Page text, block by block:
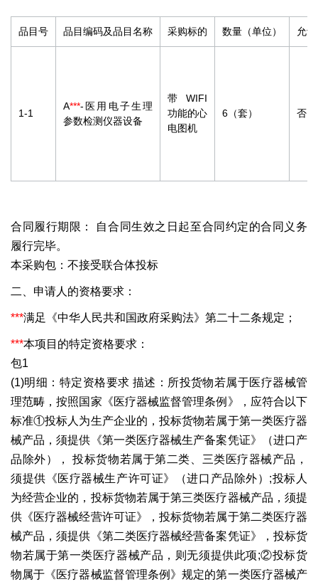
品目号 品目编码及品目名称 采购标的 数量（单位） 允
1-1
A***-医用电子生理
参数检测仪器设备
带WIFI
功能的心
电图机
6（套） 否
合同履行期限： 自合同生效之日起至合同约定的合同义务
履行完毕。
本采购包：不接受联合体投标
二、申请人的资格要求：
***满足《中华人民共和国政府采购法》第二十二条规定；
***本项目的特定资格要求：
包1
(1)明细：特定资格要求 描述：所投货物若属于医疗器械管
理范畴，按照国家《医疗器械监督管理条例》，应符合以下
标准①投标人为生产企业的，投标货物若属于第一类医疗器
械产品，须提供《第一类医疗器械生产备案凭证》（进口产
品除外）， 投标货物若属于第二类、三类医疗器械产品，
须提供《医疗器械生产许可证》（进口产品除外）;投标人
为经营企业的，投标货物若属于第三类医疗器械产品，须提
供《医疗器械经营许可证》，投标货物若属于第二类医疗器
械产品，须提供《第二类医疗器械经营备案凭证》，投标货
物若属于第一类医疗器械产品，则无须提供此项;②投标货
物属于《医疗器械监督管理条例》规定的第一类医疗器械产